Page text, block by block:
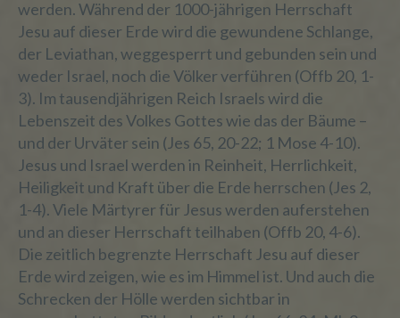
werden. Während der 1000-jährigen Herrschaft
Jesu auf dieser Erde wird die gewundene Schlange,
der Leviathan, weggesperrt und gebunden sein und
weder Israel, noch die Völker verführen (Offb 20, 1-
3). Im tausendjährigen Reich Israels wird die
Lebenszeit des Volkes Gottes wie das der Bäume –
und der Urväter sein (Jes 65, 20-22; 1 Mose 4-10).
Jesus und Israel werden in Reinheit, Herrlichkeit,
Heiligkeit und Kraft über die Erde herrschen (Jes 2,
1-4). Viele Märtyrer für Jesus werden auferstehen
und an dieser Herrschaft teilhaben (Offb 20, 4-6).
Die zeitlich begrenzte Herrschaft Jesu auf dieser
Erde wird zeigen, wie es im Himmel ist. Und auch die
Schrecken der Hölle werden sichtbar in
f) Pseudonymisierung
Pseudonymisierung ist die Verarbeitung
personenbezogener Daten in einer Weise,
auf welche die personenbezogenen Daten
ohne Hinzuziehung zusätzlicher
Informationen nicht mehr einer
spezifischen betroffenen Person
zugeordnet werden können, sofern diese
zusätzlichen Informationen gesondert
aufbewahrt werden und technischen und
organisatorischen Maßnahmen
unterliegen, die gewährleisten, dass die
personenbezogenen Daten nicht einer
identifizierten oder identifizierbaren
natürlichen Person zugewiesen werden.